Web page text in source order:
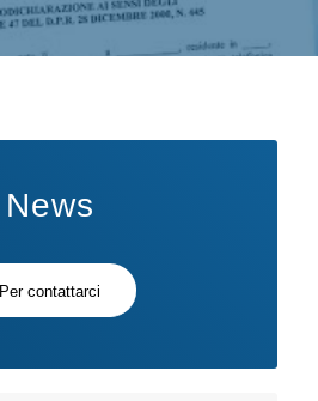
News
Per contattarci